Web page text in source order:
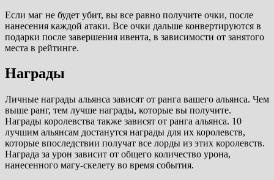
Если маг не будет убит, вы все равно получите очки, после
нанесения каждой атаки. Все очки дальше конвертируются в
подарки после завершения ивента, в зависимости от занятого
места в рейтинге.
Награды
Личные награды альянса зависят от ранга вашего альянса. Чем
выше ранг, тем лучше награды, которые вы получите.
Награды королевства также зависят от ранга альянса. 10
лучшим альянсам достанутся награды для их королевств,
которые впоследствии получат все лорды из этих королевств.
Награда за урон зависит от общего количество урона,
нанесенного магу-скелету во время события.